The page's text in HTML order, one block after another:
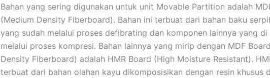
Bahan yang sering digunakan untuk unit Movable Partition adalah
(Medium Density Fiberboard). Bahan ini terbuat dari bahan baku
yang sudah melalui proses defibrating dan komponen lainnya yang di
melalui proses kompresi. Bahan lainnya yang mirip dengan MDF
Density Fiberboard) adalah HMR Board (High Moisture Resistant).
terbuat dari bahan olahan kayu dikomposisikan dengan resin khusus